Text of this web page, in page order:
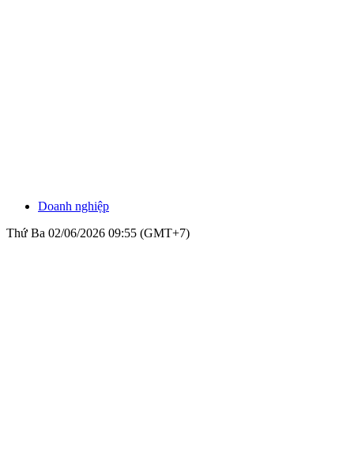
Doanh nghiệp
Thứ Ba 02/06/2026 09:55 (GMT+7)